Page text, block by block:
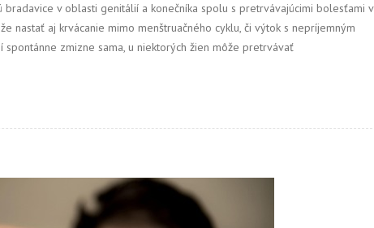
bradavice v oblasti genitálií a konečníka spolu s pretrvávajúcimi bolesťami v
nastať aj krvácanie mimo menštruačného cyklu, či výtok s nepríjemným
spontánne zmizne sama, u niektorých žien môže pretrvávať